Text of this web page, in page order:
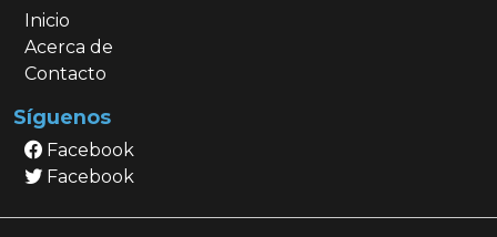
Inicio
Acerca de
Contacto
Síguenos
Facebook
Facebook